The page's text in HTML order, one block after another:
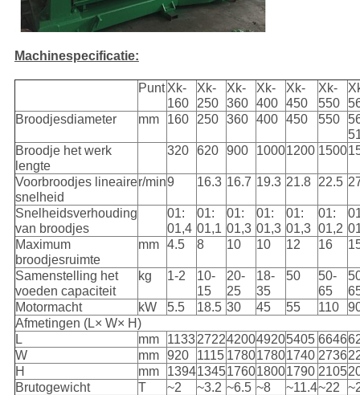
Machinespecificatie:
Punt Xk-
160
Xk-
250
Xk-
360
Xk-
400
Xk-
450
Xk-
550
Broodjesdiameter
mm 160 250 360 400 450 550
Broodje het werk
lengte
320 620 900 10001200 1500
Voorbroodjes lineaire
snelheid
r/min9 16.3 16.7 19.3 21.8 22.5
Snelheidsverhouding
van broodjes
01:
01,4
01:
01,1
01:
01,3
01:
01,3
01:
01,3
01:
01,2
Maximum
broodjesruimte
mm 4.5 8 10 10 12 16
Samenstelling het
voeden capaciteit
kg 1-2
10-
15
20-
25
18-
35
50
50-
65
Motormacht
kW 5.5 18.5 30 45 55 110
Afmetingen (L× W× H)
L
mm 11332722420049205405 6646
W
mm 920 1115 178017801740 2736
H
mm 13941345176018001790 2105
Brutogewicht
T ~2 ~3.2 ~6.5 ~8 ~11.4~22